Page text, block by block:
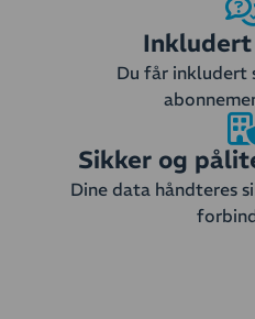
Du får inkludert
Sikker og
Dine data håndteres